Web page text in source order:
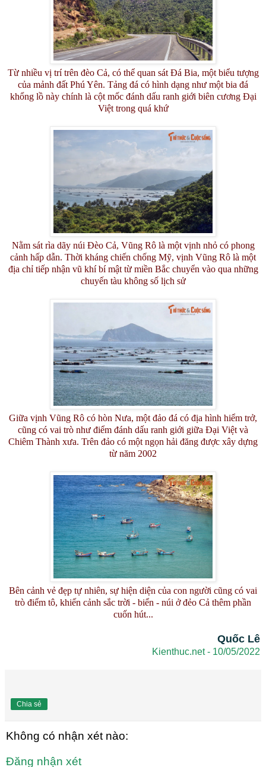
Từ nhiều vị trí trên đèo Cả, có thể quan sát Đá Bia, một biểu tượng
của mảnh đất Phú Yên. Tảng đá có hình dạng như một bia đá
khổng lồ này chính là cột mốc đánh dấu ranh giới biên cương Đại
Việt trong quá khứ
Nằm sát rìa dãy núi Đèo Cả, Vũng Rô là một vịnh nhỏ có phong
cảnh hấp dẫn. Thời kháng chiến chống Mỹ, vịnh Vũng Rô là một
địa chỉ tiếp nhận vũ khí bí mật từ miền Bắc chuyển vào qua những
chuyến tàu không số lịch sử
Giữa vịnh Vũng Rô có hòn Nưa, một đảo đá có địa hình hiểm trở,
cũng có vai trò như điểm đánh dấu ranh giới giữa Đại Việt và
Chiêm Thành xưa. Trên đảo có một ngọn hải đăng được xây dựng
từ năm 2002
Bên cảnh vẻ đẹp tự nhiên, sự hiện diện của con người cũng có vai
trò điểm tô, khiến cảnh sắc trời - biển - núi ở đẻo Cả thêm phần
cuốn hút...
Quốc Lê
Kienthuc.net - 10/05/2022
Chia sẻ
Không có nhận xét nào:
Đăng nhận xét